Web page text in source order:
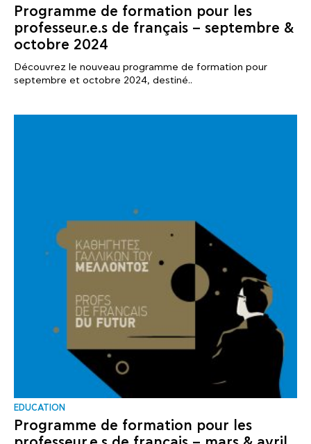
Programme de formation pour les
professeur.e.s de français – septembre &
octobre 2024
Découvrez le nouveau programme de formation pour
septembre et octobre 2024, destiné..
EDUCATION
Programme de formation pour les